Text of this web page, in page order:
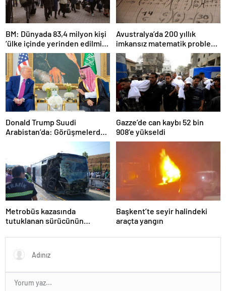
BM: Dünyada 83,4 milyon kişi
‘ülke içinde yerinden edilmiş’
olarak yaşıyor
Avustralya’da 200 yıllık
imkansız matematik problemi
çözüldü
Donald Trump Suudi
Arabistan’da: Görüşmelerde
Gazze’de can kaybı 52 bin
908’e yükseldi
Metrobüs kazasında
tutuklanan sürücünün
Başkent’te seyir halindeki
araçta yangın